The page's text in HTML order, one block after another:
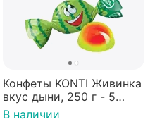
Конфеты KONTI Живинка
вкус дыни, 250 г - 5
упаковок
В наличии